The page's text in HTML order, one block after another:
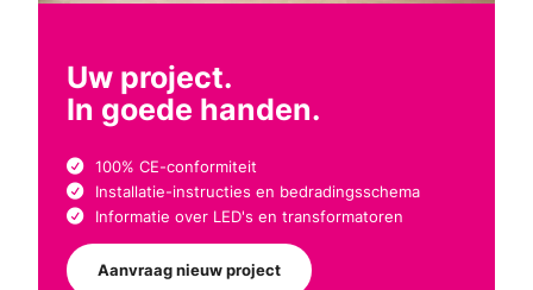
Uw project.
In goede handen.
100% CE-conformiteit
Installatie-instructies en bedradingsschema
Informatie over LED's en transformatoren
Aanvraag nieuw project